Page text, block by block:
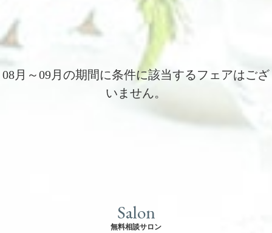
08月～09月の期間に条件に該当するフェアはござ
いません。
Salon
無料相談サロン